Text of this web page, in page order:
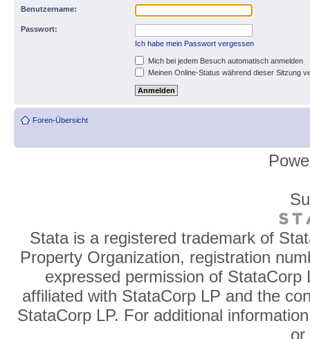
Benutzername:
Passwort:
Ich habe mein Passwort vergessen
Mich bei jedem Besuch automatisch anmelden
Meinen Online-Status während dieser Sitzung
Foren-Übersicht
Stata is a registered trademark of
Property Organization, registration
expressed permission of
affiliated with StataCorp LP and the
StataCorp LP. For additional
or